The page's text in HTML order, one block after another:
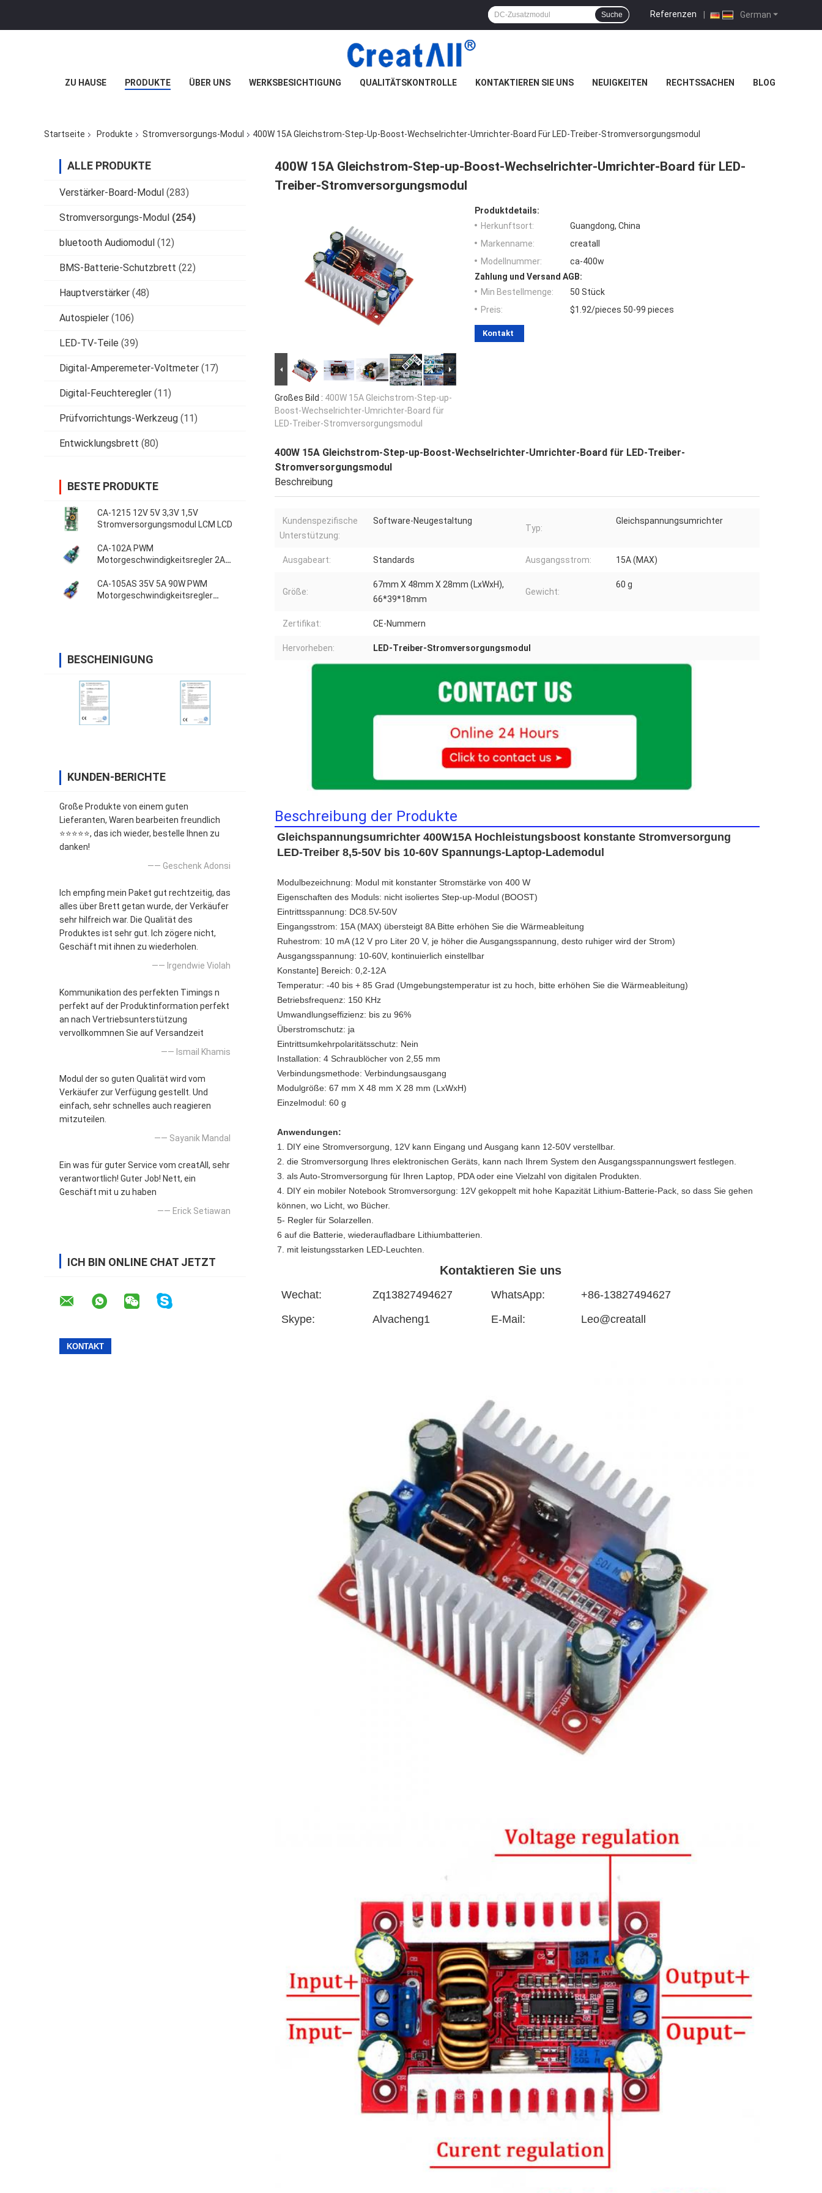
German
Referenzen |
Suche
ZU HAUSE PRODUKTE ÜBER UNS WERKSBESICHTIGUNG QUALITÄTSKONTROLLE KONTAKTIEREN SIE UNS NEUIGKEITEN RECHTSSACHEN BLOG
Startseite Produkte Stromversorgungs-Modul 400W 15A Gleichstrom-Step-Up-Boost-Wechselrichter-Umrichter-Board Für LED-Treiber-Stromversorgungsmodul
ALLE PRODUKTE
Verstärker-Board-Modul (283)
Stromversorgungs-Modul (254)
bluetooth Audiomodul (12)
BMS-Batterie-Schutzbrett (22)
Hauptverstärker (48)
Autospieler (106)
LED-TV-Teile (39)
Digital-Amperemeter-Voltmeter (17)
Digital-Feuchteregler (11)
Prüfvorrichtungs-Werkzeug (11)
Entwicklungsbrett (80)
BESTE PRODUKTE
CA-1215 12V 5V 3,3V 1,5V
Stromversorgungsmodul LCM LCD
CA-102A PWM
Motorgeschwindigkeitsregler 2A
CA-105AS 35V 5A 90W PWM
Motorgeschwindigkeitsregler
BESCHEINIGUNG
KUNDEN-BERICHTE
Große Produkte von einem guten
Lieferanten, Waren bearbeiten freundlich
⭐⭐⭐⭐⭐, das ich wieder, bestelle Ihnen zu
danken!
—— Geschenk Adonsi
Ich empfing mein Paket gut rechtzeitig, das
alles über Brett getan wurde, der Verkäufer
sehr hilfreich war. Die Qualität des
Produktes ist sehr gut. Ich zögere nicht,
Geschäft mit ihnen zu wiederholen.
—— Irgendwie Violah
Kommunikation des perfekten Timings n
perfekt auf der Produktinformation perfekt
an nach Vertriebsunterstützung
vervollkommnen Sie auf Versandzeit
—— Ismail Khamis
Modul der so guten Qualität wird vom
Verkäufer zur Verfügung gestellt. Und
einfach, sehr schnelles auch reagieren
mitzuteilen.
—— Sayanik Mandal
Ein was für guter Service vom creatAll, sehr
verantwortlich! Guter Job! Nett, ein
Geschäft mit u zu haben
—— Erick Setiawan
ICH BIN ONLINE CHAT JETZT
400W 15A Gleichstrom-Step-up-Boost-Wechselrichter-Umrichter-Board für LED-
Treiber-Stromversorgungsmodul
Großes Bild : 400W 15A Gleichstrom-Step-up-
Boost-Wechselrichter-Umrichter-Board für
LED-Treiber-Stromversorgungsmodul
Produktdetails:
Herkunftsort:
Guangdong, China
Markenname:
creatall
Modellnummer:
ca-400w
Zahlung und Versand AGB:
Min Bestellmenge:
50 Stück
Preis:
$1.92/pieces 50-99 pieces
Kontakt
400W 15A Gleichstrom-Step-up-Boost-Wechselrichter-Umrichter-Board für LED-Treiber-
Stromversorgungsmodul
Beschreibung
Kundenspezifische
Unterstützung:
Software-Neugestaltung
Typ:
Gleichspannungsumrichter
Ausgabeart: Standards Ausgangsstrom: 15A (MAX)
Größe:
67mm X 48mm X 28mm (LxWxH),
66*39*18mm
Gewicht:
60 g
Zertifikat: CE-Nummern
Hervorheben: LED-Treiber-Stromversorgungsmodul
Beschreibung der Produkte
Gleichspannungsumrichter 400W15A Hochleistungsboost konstante Stromversorgung
LED-Treiber 8,5-50V bis 10-60V Spannungs-Laptop-Lademodul
Modulbezeichnung: Modul mit konstanter Stromstärke von 400 W
Eigenschaften des Moduls: nicht isoliertes Step-up-Modul (BOOST)
Eintrittsspannung: DC8.5V-50V
Eingangsstrom: 15A (MAX) übersteigt 8A Bitte erhöhen Sie die Wärmeableitung
Ruhestrom: 10 mA (12 V pro Liter 20 V, je höher die Ausgangsspannung, desto ruhiger wird der Strom)
Ausgangsspannung: 10-60V, kontinuierlich einstellbar
Konstante] Bereich: 0,2-12A
Temperatur: -40 bis + 85 Grad (Umgebungstemperatur ist zu hoch, bitte erhöhen Sie die Wärmeableitung)
Betriebsfrequenz: 150 KHz
Umwandlungseffizienz: bis zu 96%
Überstromschutz: ja
Eintrittsumkehrpolaritätsschutz: Nein
Installation: 4 Schraublöcher von 2,55 mm
Verbindungsmethode: Verbindungsausgang
Modulgröße: 67 mm X 48 mm X 28 mm (LxWxH)
Einzelmodul: 60 g
Anwendungen:
1. DIY eine Stromversorgung, 12V kann Eingang und Ausgang kann 12-50V verstellbar.
2. die Stromversorgung Ihres elektronischen Geräts, kann nach Ihrem System den Ausgangsspannungswert festlegen.
3. als Auto-Stromversorgung für Ihren Laptop, PDA oder eine Vielzahl von digitalen Produkten.
4. DIY ein mobiler Notebook Stromversorgung: 12V gekoppelt mit hohe Kapazität Lithium-Batterie-Pack, so dass Sie gehen
können, wo Licht, wo Bücher.
5- Regler für Solarzellen.
6 auf die Batterie, wiederaufladbare Lithiumbatterien.
7. mit leistungsstarken LED-Leuchten.
Kontaktieren Sie uns
Wechat: Zq13827494627 WhatsApp:
+86-13827494627
Skype:
Alvacheng1 E-Mail: Leo@creatall